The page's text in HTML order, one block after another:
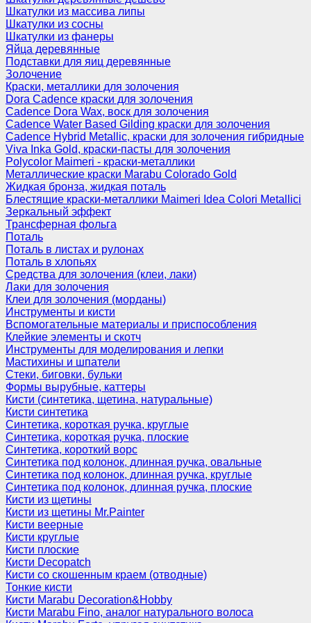
Шкатулки из массива липы
Шкатулки из сосны
Шкатулки из фанеры
Яйца деревянные
Подставки для яиц деревянные
Золочение
Краски, металлики для золочения
Dora Cadence краски для золочения
Cadence Dora Wax, воск для золочения
Cadence Water Based Gilding краски для золочения
Cadence Hybrid Metallic, краски для золочения гибридные
Viva Inka Gold, краски-пасты для золочения
Polycolor Maimeri - краски-металлики
Металлические краски Marabu Colorado Gold
Жидкая бронза, жидкая поталь
Блестящие краски-металлики Maimeri Idea Colori Metallici
Зеркальный эффект
Трансферная фольга
Поталь
Поталь в листах и рулонах
Поталь в хлопьях
Средства для золочения (клеи, лаки)
Лаки для золочения
Клеи для золочения (морданы)
Инструменты и кисти
Вспомогательные материалы и приспособления
Клейкие элементы и скотч
Инструменты для моделирования и лепки
Мастихины и шпатели
Стеки, биговки, бульки
Формы вырубные, каттеры
Кисти (синтетика, щетина, натуральные)
Кисти синтетика
Синтетика, короткая ручка, круглые
Синтетика, короткая ручка, плоские
Синтетика, короткий ворс
Синтетика под колонок, длинная ручка, овальные
Синтетика под колонок, длинная ручка, круглые
Синтетика под колонок, длинная ручка, плоские
Кисти из щетины
Кисти из щетины Mr.Painter
Кисти веерные
Кисти круглые
Кисти плоские
Кисти Decopatch
Кисти со скошенным краем (отводные)
Тонкие кисти
Кисти Marabu Decoration&Hobby
Кисти Marabu Fino, аналог натурального волоса